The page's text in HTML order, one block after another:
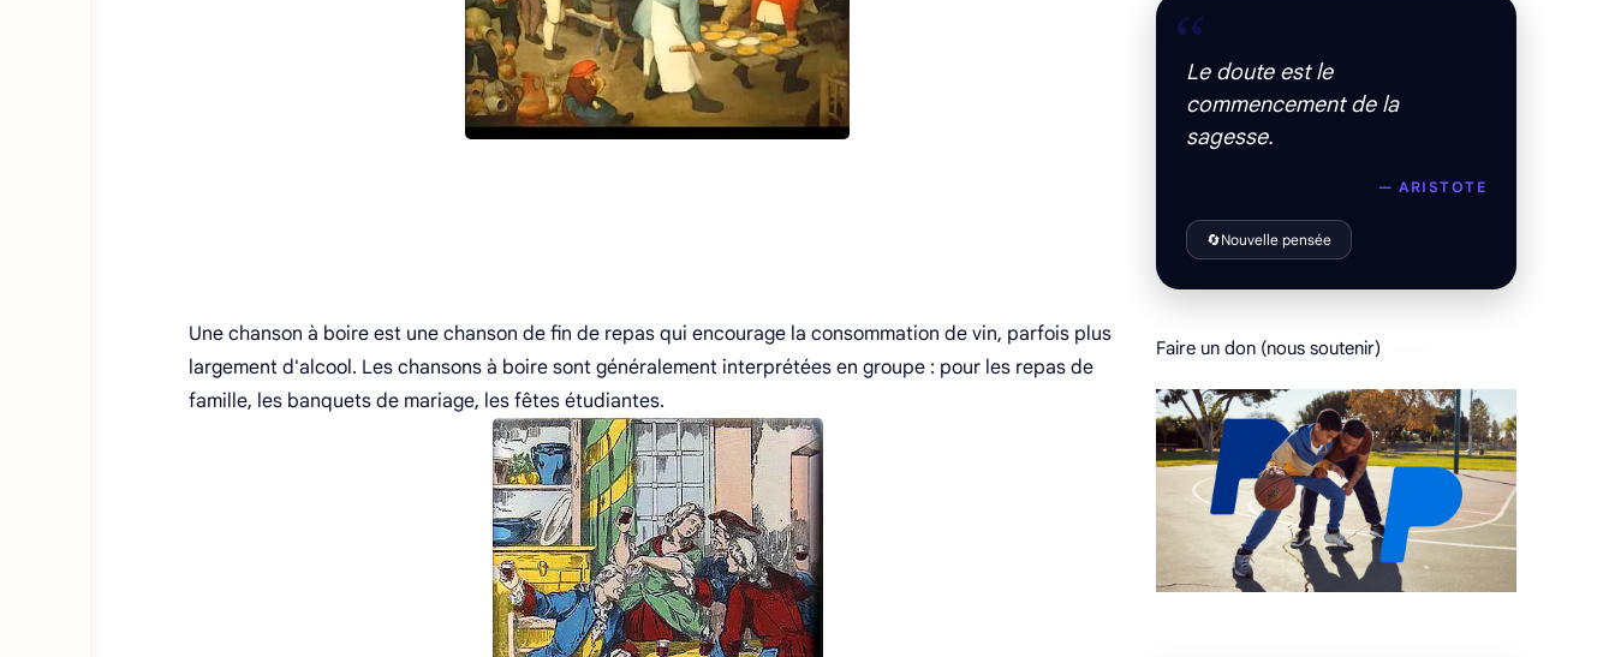
Une chanson à boire est une chanson de fin de repas qui encourage la consommation de vin, parfois plus
largement d'alcool. Les chansons à boire sont généralement interprétées en groupe : pour les repas de
famille, les banquets de mariage, les fêtes étudiantes.
“
Le doute est le
commencement de la
sagesse.
— ARISTOTE
🔄Nouvelle pensée
Faire un don (nous soutenir)